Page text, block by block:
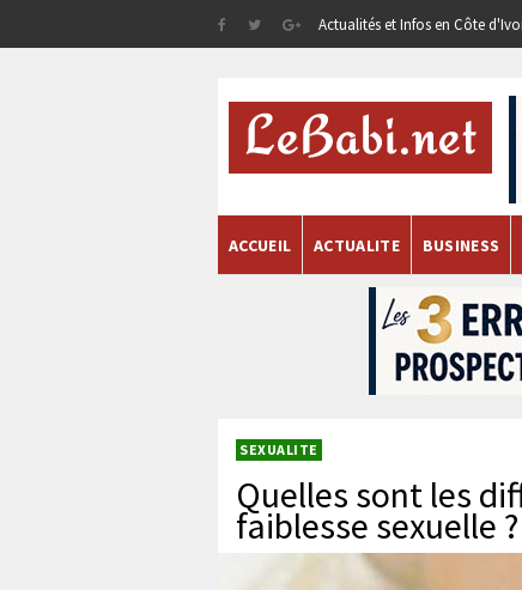
Actualités et Infos en Côte
ACCUEIL ACTUALITE BUSINESS
SEXUALITE
Quelles sont les
faiblesse sexuelle ?